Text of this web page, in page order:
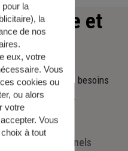
et
sécuriser vos besoins
ceux de demain.
les professionnels
la
), la
de nos
eux, votre
Vous
cookies ou
ou alors
votre
Vous
à tout